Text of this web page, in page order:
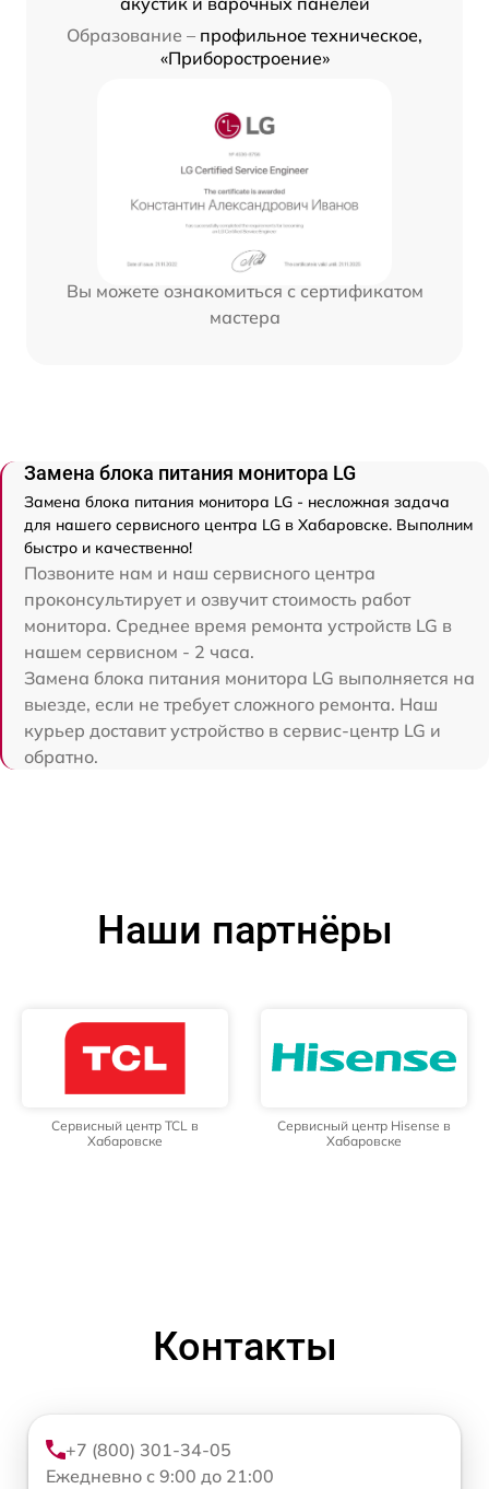
Образование – профильное техническое,
«Приборостроение»
Вы можете ознакомиться с сертификатом
мастера
Замена блока питания монитора LG
Замена блока питания монитора LG - несложная задача
для нашего сервисного центра LG в Хабаровске. Выполним
быстро и качественно!
Позвоните нам и наш сервисного центра
проконсультирует и озвучит стоимость работ
монитора. Среднее время ремонта устройств LG в
нашем сервисном - 2 часа.
Замена блока питания монитора LG выполняется на
выезде, если не требует сложного ремонта. Наш
курьер доставит устройство в сервис-центр LG и
обратно.
Наши партнёры
Сервисный центр TCL в
Хабаровске
Сервисный центр Hisense в
Хабаровске
Контакты
+7 (800) 301-34-05
Ежедневно с 9:00 до 21:00